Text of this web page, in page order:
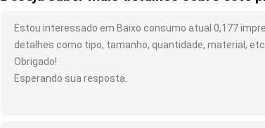
Estou interessado em Baixo consumo atual 0,177
detalhes como tipo, tamanho, quantidade, material, etc.
Obrigado!
Esperando sua resposta.